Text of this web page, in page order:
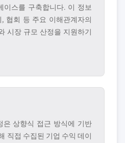
이스를 구축합니다. 이 정보
협회 등 주요 이해관계자의
시장 규모 산정을 지원하기
은 상향식 접근 방식에 기반
직접 수집된 기업 수익 데이